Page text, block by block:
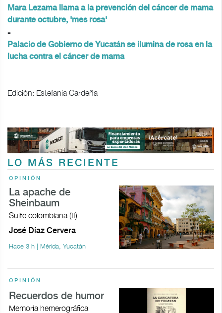
Mara Lezama llama a la prevención del cáncer de mama
durante octubre, 'mes rosa'
-
Palacio de Gobierno de Yucatán se ilumina de rosa en la
lucha contra el cáncer de mama
Edición: Estefanía Cardeña
LO MÁS RECIENTE
OPINIÓN
La apache de
Sheinbaum
Suite colombiana (II)
José Díaz Cervera
Hace 3 h | Mérida, Yucatán
OPINIÓN
Recuerdos de humor
Memoria hemerográfica